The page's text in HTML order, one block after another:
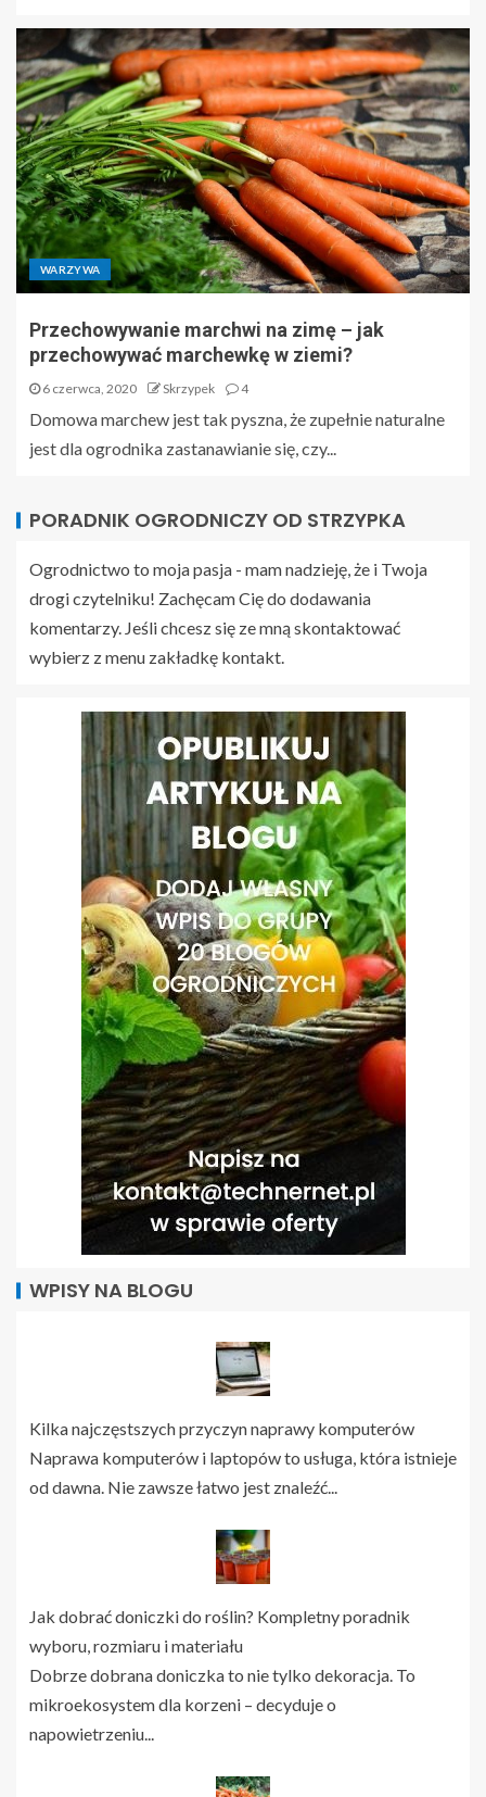
WARZYWA
Przechowywanie marchwi na zimę – jak
przechowywać marchewkę w ziemi?
6 czerwca, 2020 Skrzypek 4
Domowa marchew jest tak pyszna, że zupełnie naturalne
jest dla ogrodnika zastanawianie się, czy...
PORADNIK OGRODNICZY OD STRZYPKA
Ogrodnictwo to moja pasja - mam nadzieję, że i Twoja
drogi czytelniku! Zachęcam Cię do dodawania
komentarzy. Jeśli chcesz się ze mną skontaktować
wybierz z menu zakładkę kontakt.
WPISY NA BLOGU
Kilka najczęstszych przyczyn naprawy komputerów
Naprawa komputerów i laptopów to usługa, która istnieje
od dawna. Nie zawsze łatwo jest znaleźć...
Jak dobrać doniczki do roślin? Kompletny poradnik
wyboru, rozmiaru i materiału
Dobrze dobrana doniczka to nie tylko dekoracja. To
mikroekosystem dla korzeni – decyduje o
napowietrzeniu...